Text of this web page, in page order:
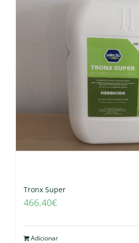
Tronx Super
466.40€
Adicionar